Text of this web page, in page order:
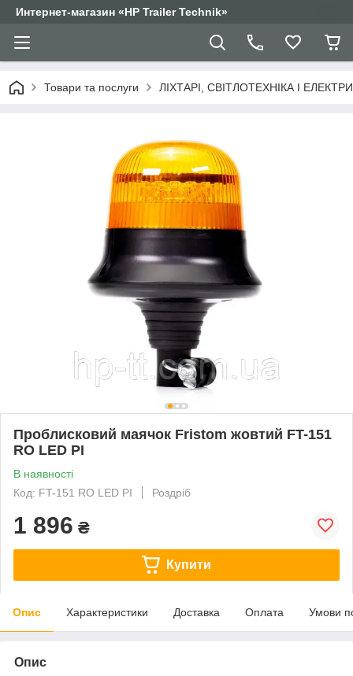
Интернет-магазин «HP Trailer Technik»
Товари та послуги ЛІХТАРІ, СВІТЛОТЕХНІКА І
Проблисковий маячок Fristom жовтий FT-151
RO LED PI
В наявності
Код: FT-151 RO LED PI
Роздріб
1 896 ₴
Купити
Опис Характеристики Доставка Оплата Умови
Опис